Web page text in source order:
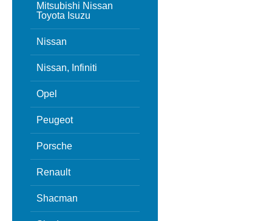
Mitsubishi Nissan
Toyota Isuzu
Nissan
Nissan, Infiniti
Opel
Peugeot
Porsche
Renault
Shacman